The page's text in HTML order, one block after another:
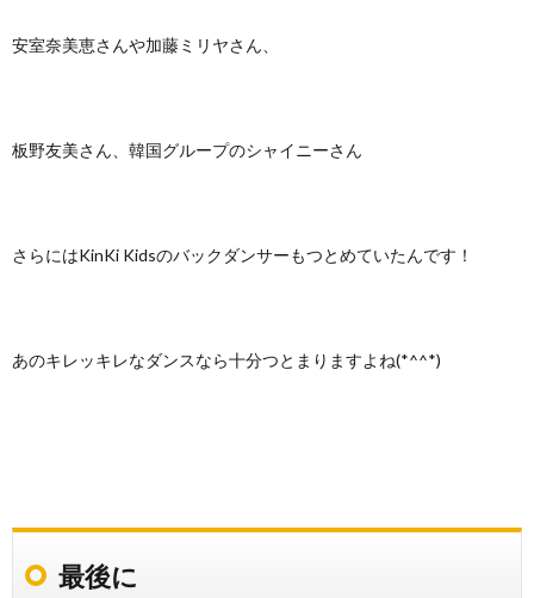
安室奈美恵さんや加藤ミリヤさん、
板野友美さん、韓国グループのシャイニーさん
さらにはKinKi Kidsのバックダンサーもつとめていたんです！
あのキレッキレなダンスなら十分つとまりますよね(*^^*)
最後に